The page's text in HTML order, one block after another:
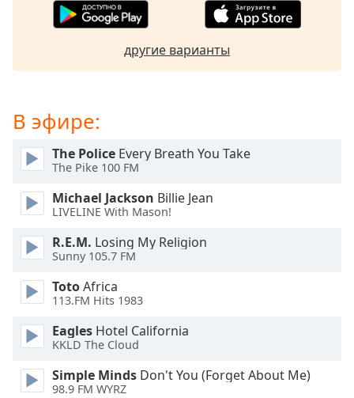
Background
Color
Size
Text
Edge
Style
Font
Family
другие варианты
В эфире:
The Police Every Breath You Take
The Pike 100 FM
Michael Jackson Billie Jean
LIVELINE With Mason!
R.E.M. Losing My Religion
Sunny 105.7 FM
TotoAfrica
113.FM Hits 1983
Eagles Hotel California
KKLD The Cloud
Simple Minds Don't You (Forget About Me)
98.9 FM WYRZ